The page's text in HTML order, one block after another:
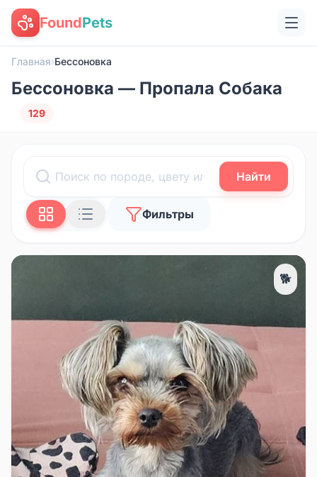
FoundPets
Главная›Бессоновка
Бессоновка — Пропала Собака
129
Найти
Фильтры
🐕